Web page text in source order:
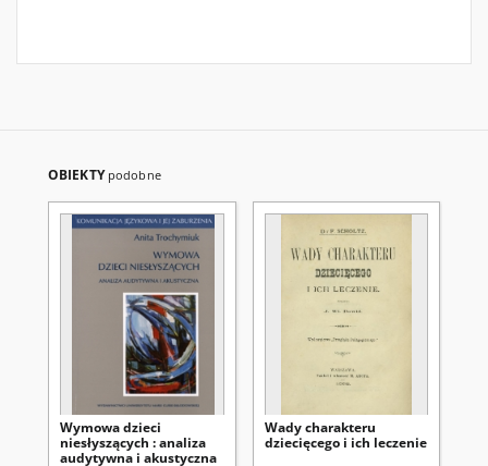
OBIEKTY podobne
Wymowa dzieci
niesłyszących : analiza
audytywna i akustyczna
Wady charakteru
dziecięcego i ich leczenie